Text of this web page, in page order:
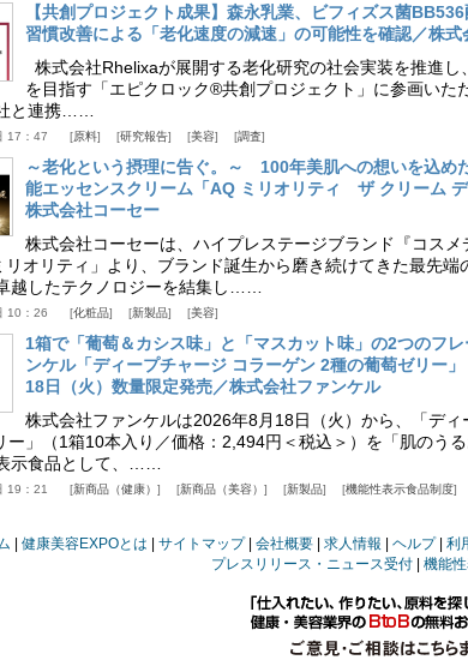
【共創プロジェクト成果】森永乳業、ビフィズス菌
習慣改善による「老化速度の減速」の可能性を確認／株
株式会社Rhelixaが展開する老化研究の社会実装を推進し
を目指す「エピクロック®共創プロジェクト」に参画いた
と連携……
17：47 原料 研究報告 美容 調査
～老化という摂理に告ぐ。～ 100年美肌への想いを込め
能エッセンスクリーム「AQ ミリオリティ ザ クリーム
株式会社コーセー
株式会社コーセーは、ハイプレステージブランド『コスメ
リオリティ」より、ブランド誕生から磨き続けてきた最先端
越したテクノロジーを結集し……
10：26 化粧品 新製品 美容
1箱で「葡萄＆カシス味」と「マスカット味」の2つのフ
ンケル「ディープチャージ コラーゲン 2種の葡萄ゼリー
18日（火）数量限定発売／株式会社ファンケル
株式会社ファンケルは2026年8月18日（火）から、「デ
ー」（1箱10本入り／価格：2,494円＜税込＞）を「肌のう
示食品として、……
19：21 新商品（健康） 新商品（美容） 新製品 機能性表示食品制度
健康美容EXPOとは サイトマップ 会社概要 求人情報 ヘルプ 利
プレスリリース・ニュース受付
機能